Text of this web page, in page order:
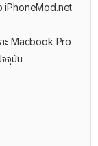
iPhoneMod.net
ะ Macbook Pro
จุบัน